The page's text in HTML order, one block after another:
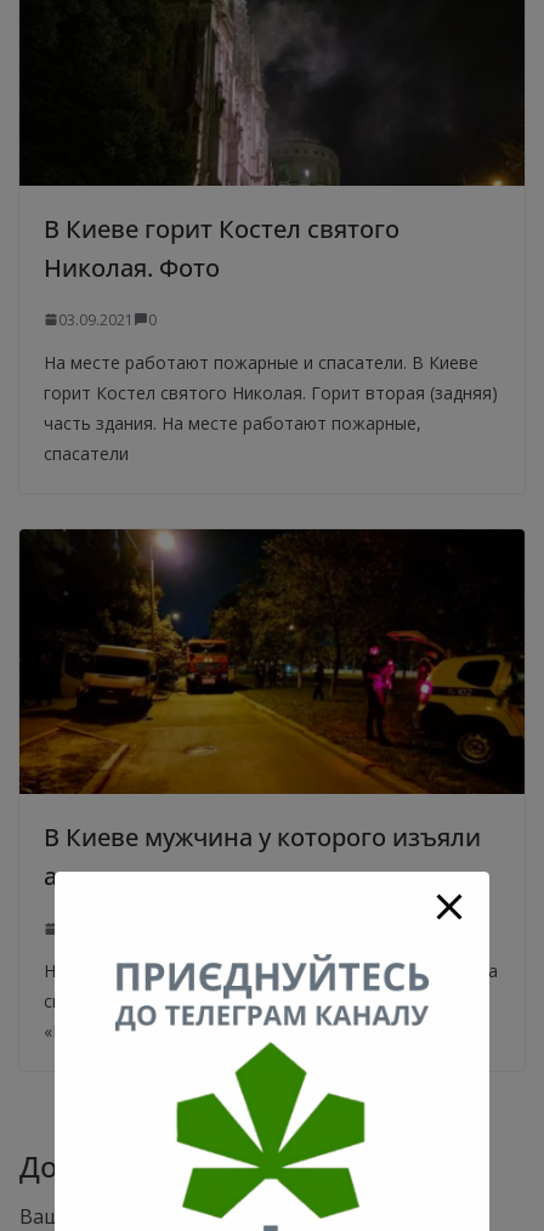
В Киеве горит Костел святого
Николая. Фото
03.09.2021 0
На месте работают пожарные и спасатели. В Киеве
горит Костел святого Николая. Горит вторая (задняя)
часть здания. На месте работают пожарные,
спасатели
В Киеве мужчина у которого изъяли
авто угрожает взорвать дом
На Троещине мужчина угрожает взрывом. Об этом на
своей странице в Фейсбук сообщает dtp.kiev.ua.
«Пьяный водитель после изъятия авто грозит
Добавить комментарий
Ваш адрес email не будет опубликован.